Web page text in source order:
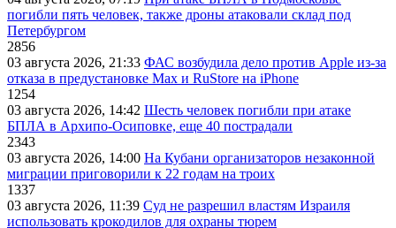
погибли пять человек, также дроны атаковали склад под
Петербургом
2856
03 августа 2026, 21:33 ФАС возбудила дело против Apple из-за
отказа в предустановке Max и RuStore на iPhone
1254
03 августа 2026, 14:42 Шесть человек погибли при атаке
БПЛА в Архипо-Осиповке, еще 40 пострадали
2343
03 августа 2026, 14:00 На Кубани организаторов незаконной
миграции приговорили к 22 годам на троих
1337
03 августа 2026, 11:39 Суд не разрешил властям Израиля
использовать крокодилов для охраны тюрем